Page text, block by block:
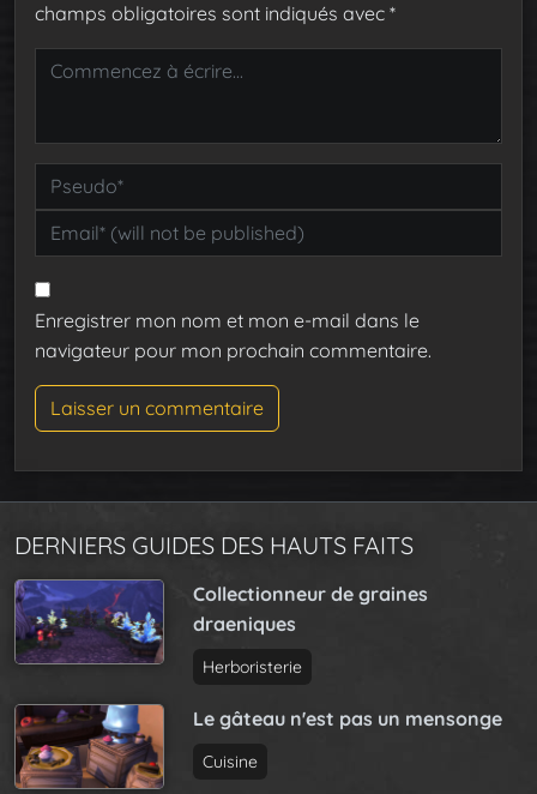
champs obligatoires sont indiqués avec *
Enregistrer mon nom et mon e-mail dans le
navigateur pour mon prochain commentaire.
DERNIERS GUIDES DES HAUTS FAITS
Collectionneur de graines
draeniques
Herboristerie
Le gâteau n'est pas un mensonge
Cuisine